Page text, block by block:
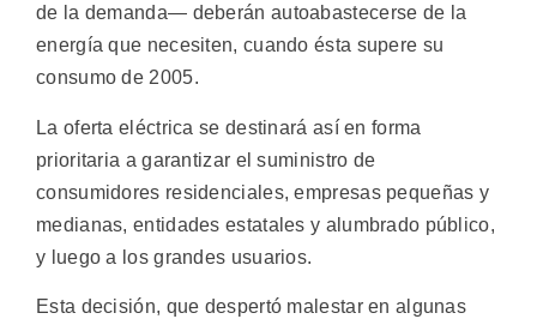
de la demanda— deberán autoabastecerse de la
energía que necesiten, cuando ésta supere su
consumo de 2005.
La oferta eléctrica se destinará así en forma
prioritaria a garantizar el suministro de
consumidores residenciales, empresas pequeñas y
medianas, entidades estatales y alumbrado público,
y luego a los grandes usuarios.
Esta decisión, que despertó malestar en algunas